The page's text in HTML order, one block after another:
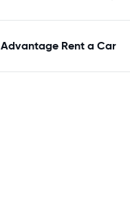
Advantage Rent a Car